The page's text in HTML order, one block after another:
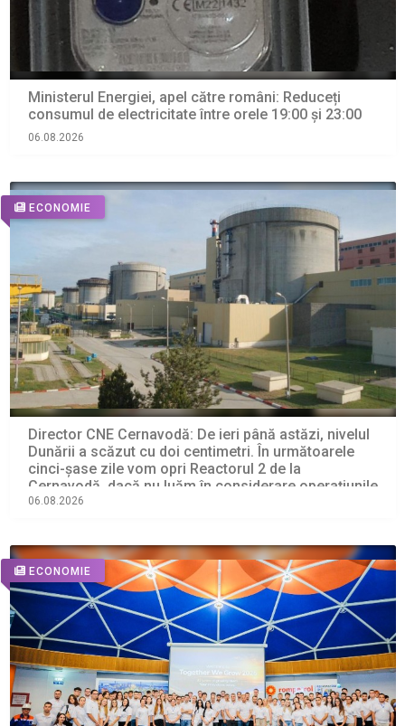
Ministerul Energiei, apel către români: Reduceți
consumul de electricitate între orele 19:00 și 23:00
06.08.2026
ECONOMIE
Director CNE Cernavodă: De ieri până astăzi, nivelul
Dunării a scăzut cu doi centimetri. În următoarele
cinci-şase zile vom opri Reactorul 2 de la
Cernavodă, dacă nu luăm în considerare operaţiunile
de astăzi cu barjele
06.08.2026
ECONOMIE